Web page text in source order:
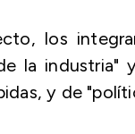
los
la industria"
y de